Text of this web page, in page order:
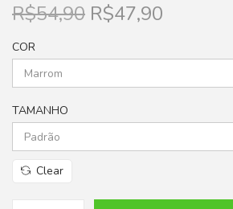
R$54,90 R$47,90
COR
TAMANHO
Clear